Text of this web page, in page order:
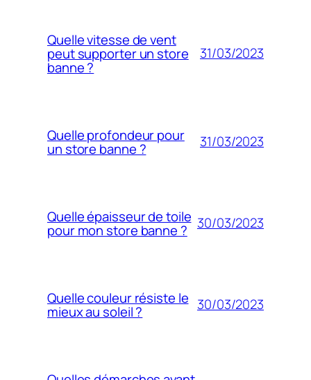
Quelle vitesse de vent
peut supporter un store
banne ?
31/03/2023
Quelle profondeur pour
un store banne ? 31/03/2023
Quelle épaisseur de toile
pour mon store banne ? 30/03/2023
Quelle couleur résiste le
mieux au soleil ? 30/03/2023